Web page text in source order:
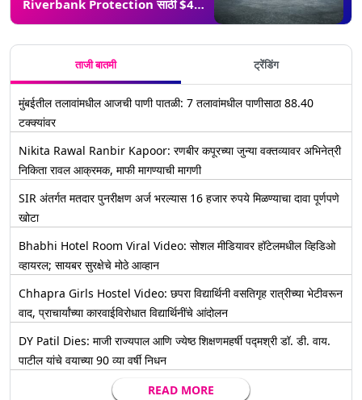
Riverbank Protection साठी $42
million चं कर्ज
ताजी बातमी ट्रेंडिंग
मुंबईतील तलावांमधील आजची पाणी पातळी: 7 तलावांमधील पाणीसाठा 88.40
टक्क्यांवर
Nikita Rawal Ranbir Kapoor: रणबीर कपूरच्या जुन्या वक्तव्यावर अभिनेत्री
निकिता रावल आक्रमक, माफी मागण्याची मागणी
SIR अंतर्गत मतदार पुनरीक्षण अर्ज भरल्यास 16 हजार रुपये मिळण्याचा दावा पूर्णपणे
खोटा
Bhabhi Hotel Room Viral Video: सोशल मीडियावर हॉटेलमधील व्हिडिओ
व्हायरल; सायबर सुरक्षेचे मोठे आव्हान
Chhapra Girls Hostel Video: छपरा विद्यार्थिनी वसतिगृह रात्रीच्या भेटीवरून
वाद, प्राचार्यांच्या कारवाईविरोधात विद्यार्थिनींचे आंदोलन
DY Patil Dies: माजी राज्यपाल आणि ज्येष्ठ शिक्षणमहर्षी पद्मश्री डॉ. डी. वाय.
पाटील यांचे वयाच्या 90 व्या वर्षी निधन
READ MORE